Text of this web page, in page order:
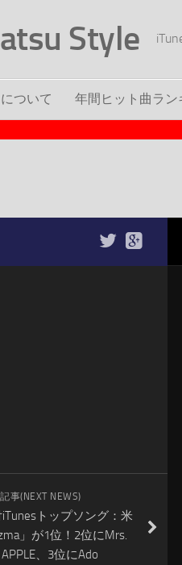
Style
ついて 年間ヒット曲ラン
事(NEXT NEWS)
トップソング：米
」が1位！2位にMrs.
APPLE、3位にAdo